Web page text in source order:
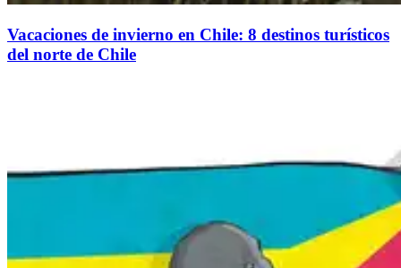
Vacaciones de invierno en Chile: 8 destinos turísticos
del norte de Chile